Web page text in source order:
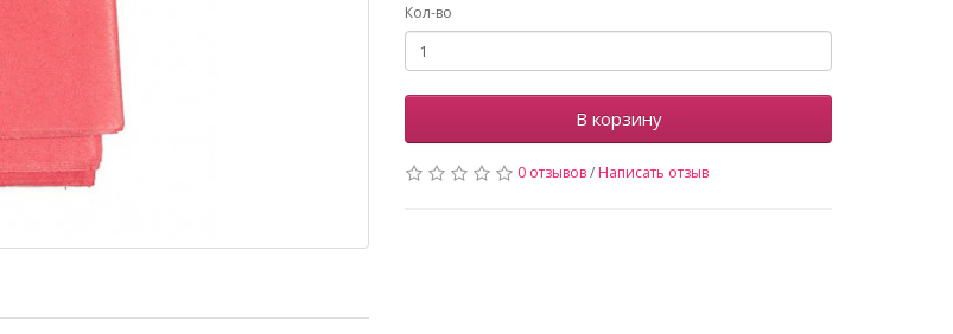
Кол-во
В корзину
0 отзывов/ Написать отзыв